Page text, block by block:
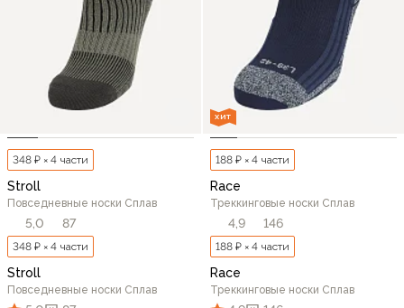
348 ₽ × 4 части
Stroll
Повседневные носки Сплав
5,0 87
348 ₽ × 4 части
Stroll
Повседневные носки Сплав
ХИТ
188 ₽ × 4 части
Race
Треккинговые носки Сплав
4,9 146
188 ₽ × 4 части
Race
Треккинговые носки Сплав